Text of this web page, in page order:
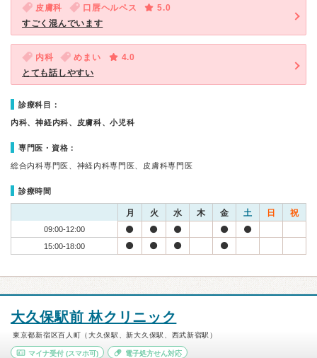
皮膚科 口唇ヘルペス
5.0
すごく混んでいます
内科 めまい
4.0
とても話しやすい
診療科目：
内科、神経内科、皮膚科、小児科
専門医・資格：
総合内科専門医、神経内科専門医、皮膚科専門医
診療時間
月 火 水 木 金 土 日 祝
09:00-12:00
15:00-18:00
大久保駅前 林クリニック
東京都新宿区百人町（大久保駅、新大久保駅、西武新宿駅）
マイナ受付 (スマホ可) 電子処方せん対応